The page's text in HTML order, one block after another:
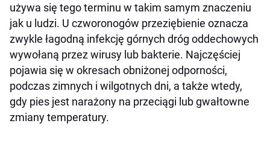
używa się tego terminu w takim samym znaczeniu
jak u ludzi. U czworonogów przeziębienie oznacza
zwykle łagodną infekcję górnych dróg oddechowych
wywołaną przez wirusy lub bakterie. Najczęściej
pojawia się w okresach obniżonej odporności,
podczas zimnych i wilgotnych dni, a także wtedy,
gdy pies jest narażony na przeciągi lub gwałtowne
zmiany temperatury.